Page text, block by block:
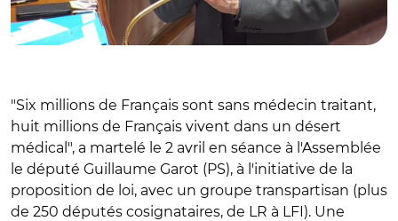
"Six millions de Français sont sans médecin traitant,
huit millions de Français vivent dans un désert
médical", a martelé le 2 avril en séance à l'Assemblée
le député Guillaume Garot (PS), à l'initiative de la
proposition de loi, avec un groupe transpartisan (plus
de 250 députés cosignataires, de LR à LFI). Une